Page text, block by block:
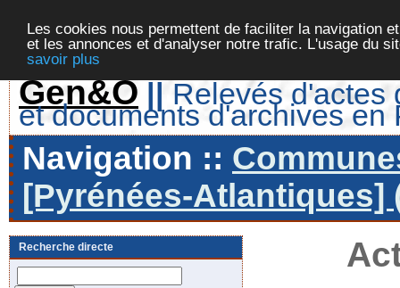
Les cookies nous permettent de faciliter la navigation
et les annonces et d'analyser notre trafic. L'usage du
savoir plus
Gen&O || Relevés d'actes
et documents d'archives en
Navigation ::
[Pyrénées-Atlantiques]
Recherche directe